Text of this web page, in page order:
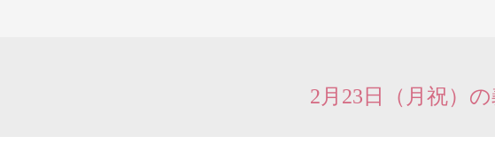
2月23日（月祝）